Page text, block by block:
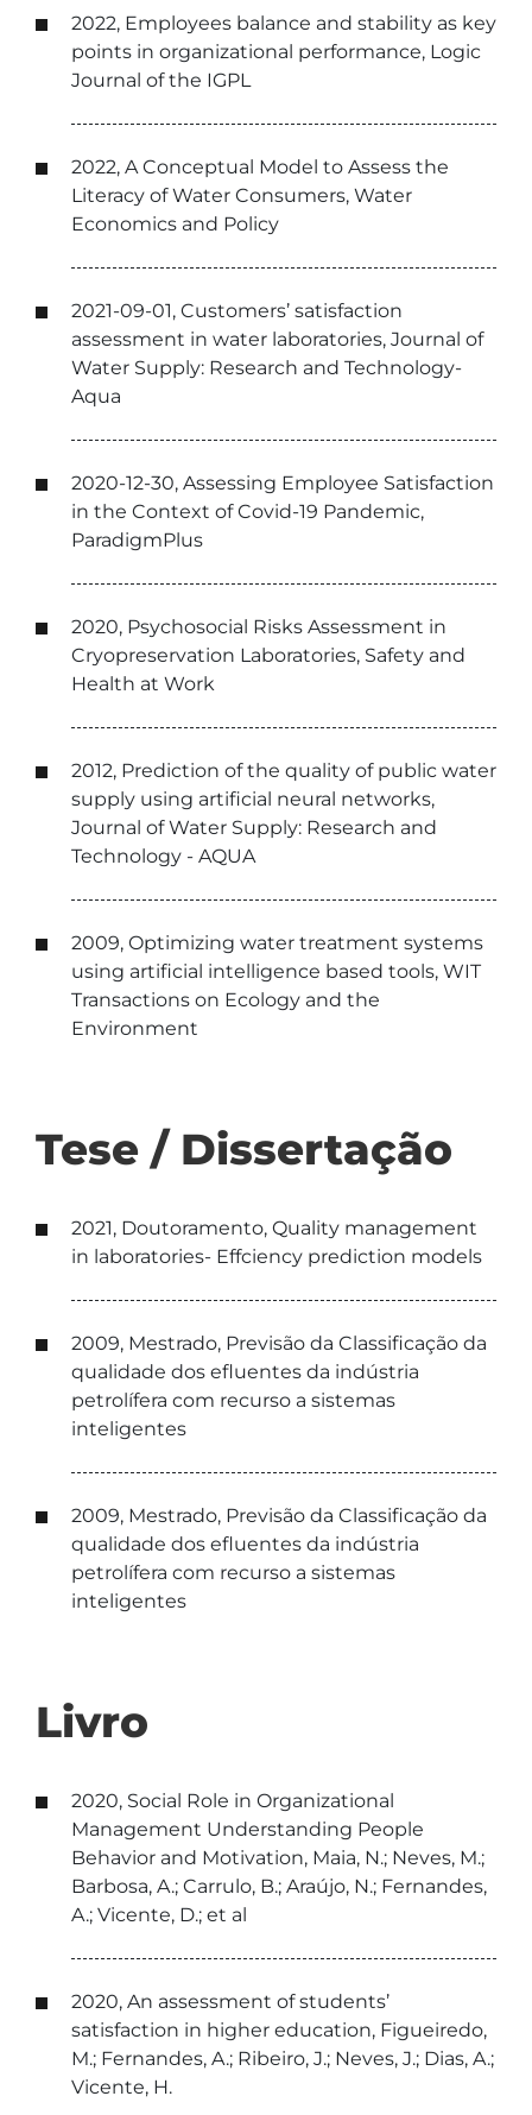
2022, Employees balance and stability as key
points in organizational performance, Logic
Journal of the IGPL
2022, A Conceptual Model to Assess the
Literacy of Water Consumers, Water
Economics and Policy
2021-09-01, Customers’ satisfaction
assessment in water laboratories, Journal of
Water Supply: Research and Technology-
Aqua
2020-12-30, Assessing Employee Satisfaction
in the Context of Covid-19 Pandemic,
ParadigmPlus
2020, Psychosocial Risks Assessment in
Cryopreservation Laboratories, Safety and
Health at Work
2012, Prediction of the quality of public water
supply using artificial neural networks,
Journal of Water Supply: Research and
Technology - AQUA
2009, Optimizing water treatment systems
using artificial intelligence based tools, WIT
Transactions on Ecology and the
Environment
Tese / Dissertação
2021, Doutoramento, Quality management
in laboratories- Effciency prediction models
2009, Mestrado, Previsão da Classificação da
qualidade dos efluentes da indústria
petrolífera com recurso a sistemas
inteligentes
2009, Mestrado, Previsão da Classificação da
qualidade dos efluentes da indústria
petrolífera com recurso a sistemas
inteligentes
Livro
2020, Social Role in Organizational
Management Understanding People
Behavior and Motivation, Maia, N.; Neves, M.;
Barbosa, A.; Carrulo, B.; Araújo, N.; Fernandes,
A.; Vicente, D.; et al
2020, An assessment of students’
satisfaction in higher education, Figueiredo,
M.; Fernandes, A.; Ribeiro, J.; Neves, J.; Dias, A.;
Vicente, H.